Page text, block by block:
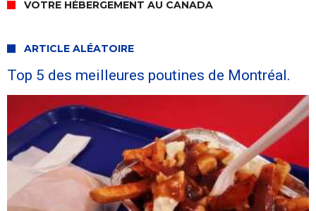
VOTRE HÉBERGEMENT AU CANADA
ARTICLE ALÉATOIRE
Top 5 des meilleures poutines de Montréal.